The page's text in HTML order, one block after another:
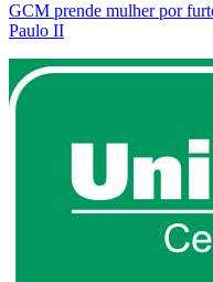
GCM prende mulher por
Paulo II